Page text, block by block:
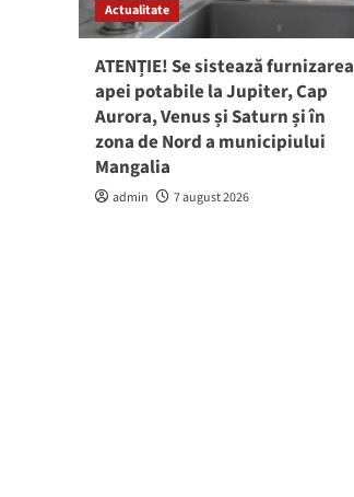
Actualitate
ATENȚIE! Se sistează furnizarea
apei potabile la Jupiter, Cap
Aurora, Venus și Saturn și în
zona de Nord a municipiului
Mangalia
admin 7 august 2026